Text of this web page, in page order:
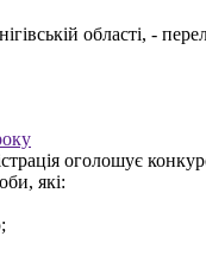
області, -
оголошує
які: